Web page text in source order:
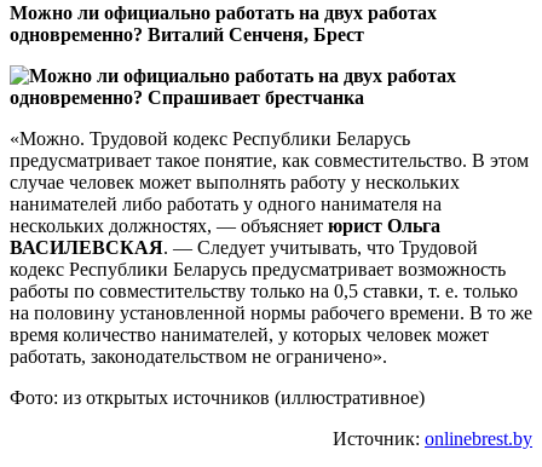
Можно ли официально работать на двух работах
одновременно? Виталий Сенченя, Брест
«Можно. Трудовой кодекс Республики Беларусь
предусматривает такое понятие, как совместительство. В этом
случае человек может выполнять работу у нескольких
нанимателей либо работать у одного нанимателя на
нескольких должностях, — объясняет юрист Ольга
ВАСИЛЕВСКАЯ. — Следует учитывать, что Трудовой
кодекс Республики Беларусь предусматривает возможность
работы по совместительству только на 0,5 ставки, т. е. только
на половину установленной нормы рабочего времени. В то же
время количество нанимателей, у которых человек может
работать, законодательством не ограничено».
Фото: из открытых источников (иллюстративное)
Источник: onlinebrest.by